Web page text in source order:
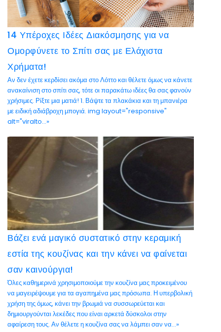
14 Υπέροχες Ιδέες Διακόσμησης για να
Ομορφύνετε το Σπίτι σας με Ελάχιστα
Χρήματα!
Αν δεν έχετε κερδίσει ακόμα στο Λόττο και θέλετε όμως να κάνετε
ανακαίνιση στο σπίτι σας, τότε οι παρακάτω ιδέες θα σας φανούν
χρήσιμες. Ρίξτε μια ματιά! 1. Βάψτε τα πλακάκια και τη μπανιέρα
με ειδική αδιάβροχη μπογιά. img layout="responsive"
alt="viralto...»
Βάζει ενά μαγικό συστατικό στην κεραμική
εστία της κουζίνας και την κάνει να φαίνεται
σαν καινούργια!
Όλες καθημερινά χρησιμοποιούμε την κουζίνα μας προκειμένου
να μαγειρέψουμε για τα αγαπημένα μας πρόσωπα. Η υπερβολική
χρήση της όμως, κάνει την βρωμιά να συσσωρεύεται και
δημιουργούνται λεκέδες που είναι αρκετά δύσκολοι στην
αφαίρεση τους. Αν θέλετε η κουζίνα σας να λάμπει σαν να...»